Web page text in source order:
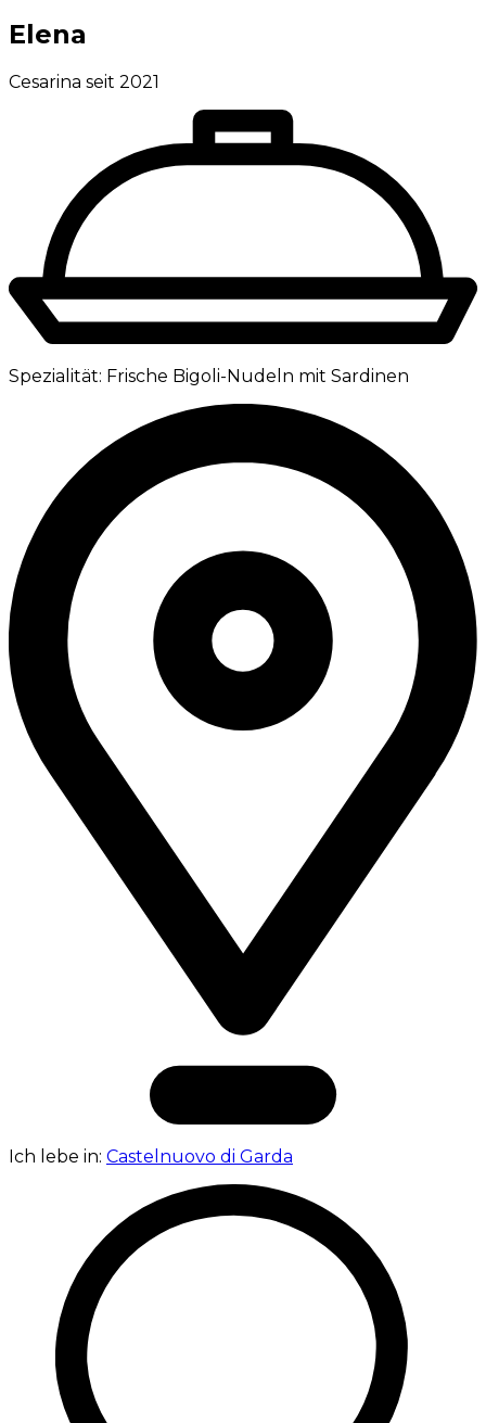
Elena
Cesarina seit 2021
Spezialität: Frische Bigoli-Nudeln mit Sardinen
Ich lebe in: Castelnuovo di Garda